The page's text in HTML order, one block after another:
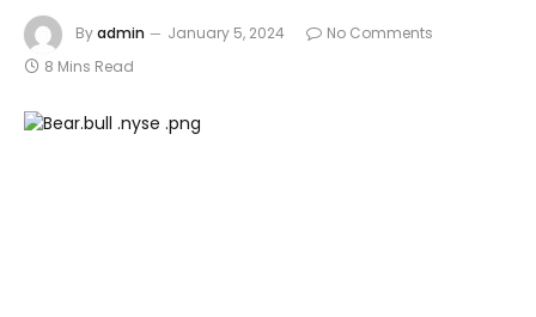
Byadmin January 5, 2024
No Comments
8 Mins Read